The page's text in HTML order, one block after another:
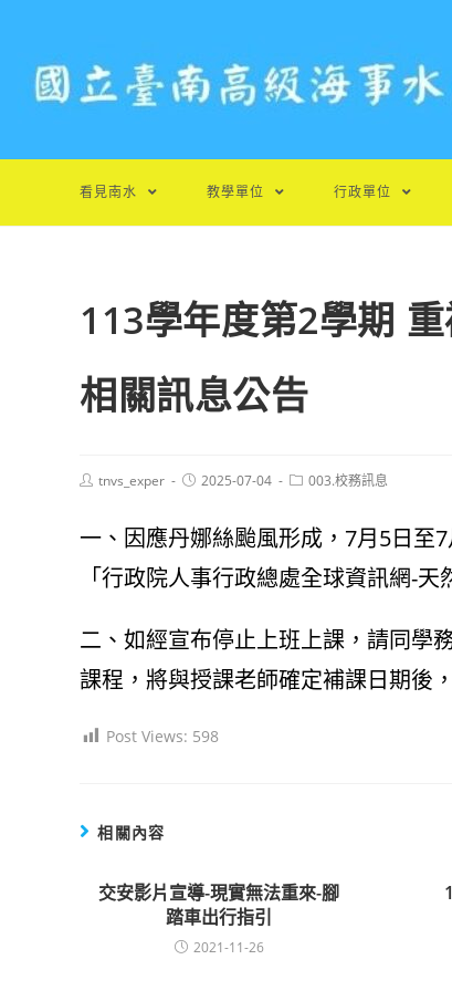
看見南水 教學單位 行政單位
113學年度第2學期
相關訊息公告
Posttnvs_exper
Post2025-07-04
Post003.校務訊息
一、因應丹娜絲颱風形成，7月5日至
「行政院人事行政總處全球資訊網-
二、如經宣布停止上班上課，請同學
課程，將與授課老師確定補課日期後
Post Views: 598
相關內容
交安影片宣導-現實無法重來-腳
踏車出行指引
2021-11-26